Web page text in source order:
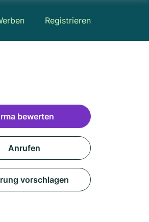
Registrieren
bewerten
Anrufen
vorschlagen